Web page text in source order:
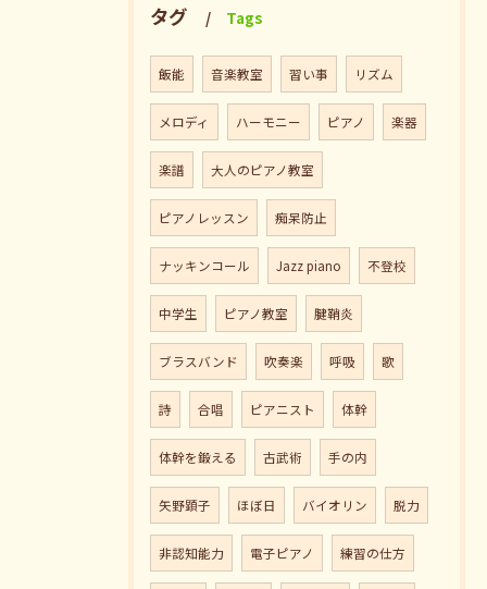
タグ Tags
飯能 音楽教室 習い事 リズム
メロディ ハーモニー ピアノ 楽器
楽譜 大人のピアノ教室
ピアノレッスン 痴呆防止
ナッキンコール Jazz piano 不登校
中学生 ピアノ教室 腱鞘炎
ブラスバンド 吹奏楽 呼吸 歌
詩 合唱 ピアニスト 体幹
体幹を鍛える 古武術 手の内
矢野顕子 ほぼ日 バイオリン 脱力
非認知能力 電子ピアノ 練習の仕方